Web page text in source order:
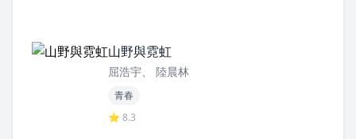
山野與霓虹
屈浩宇、 陸晨林
青春
⭐ 8.3